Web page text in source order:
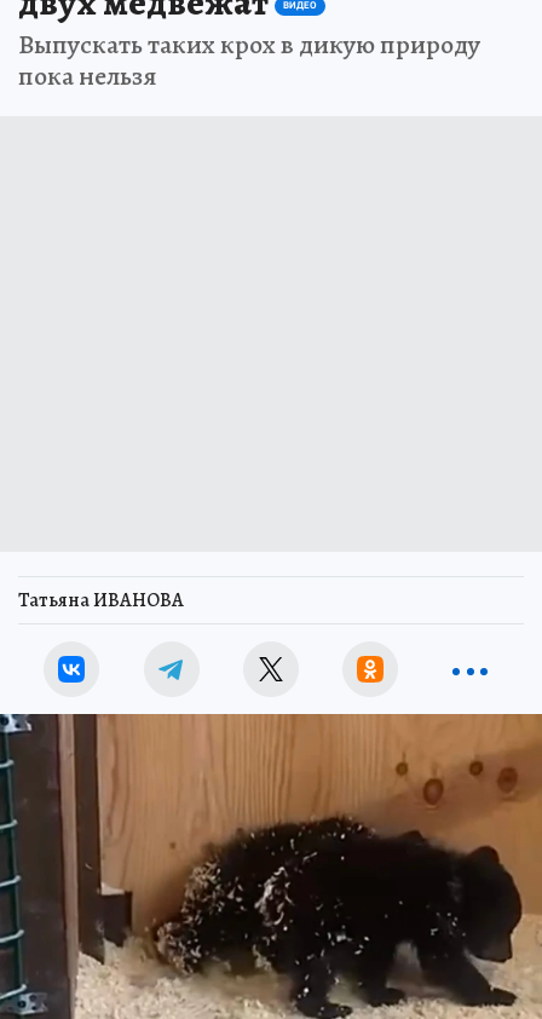
ВИДЕО
Выпускать таких крох в дикую природу
пока нельзя
Татьяна ИВАНОВА